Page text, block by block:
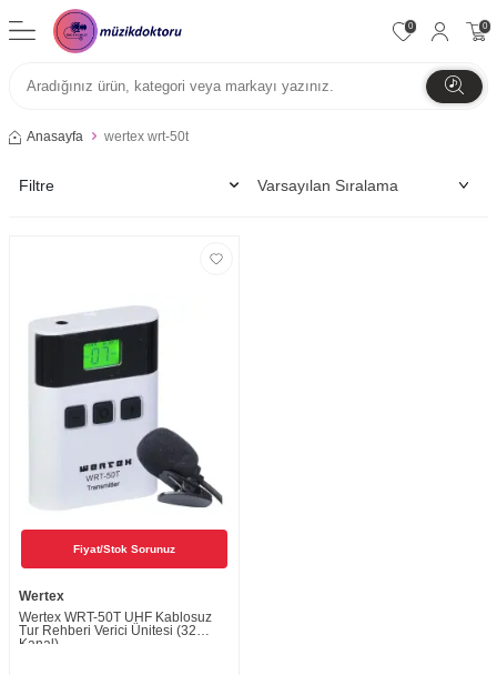
0 0
Anasayfa wertex wrt-50t
Filtre
Fiyat/Stok Sorunuz
Wertex
Wertex WRT-50T UHF Kablosuz
Tur Rehberi Verici Ünitesi (32
Kanal)